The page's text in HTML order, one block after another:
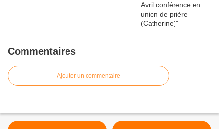
Commentaires
Ajouter un commentaire